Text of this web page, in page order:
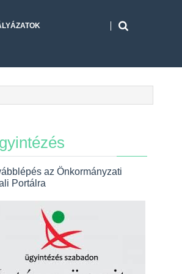
az Önkormányzati
Portálra